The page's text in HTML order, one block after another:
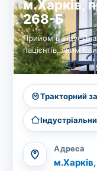
м.Харків,
268-Б
Прийом в
пацієнтів, яким
Тракторний
Адреса